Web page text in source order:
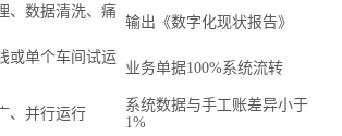
、数据清洗、痛
输出《数字化现状报告》
或单个车间试运
业务单据100%系统流转
、并行运行
系统数据与手工账差异小于
1%